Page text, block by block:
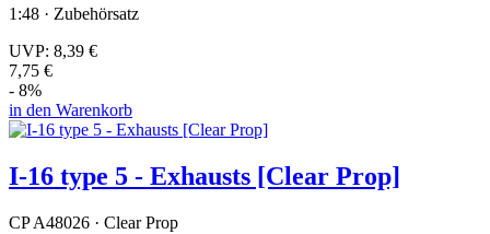
1:48 · Zubehörsatz
UVP: 8,39 €
7,75 €
- 8%
in den Warenkorb
I-16 type 5 - Exhausts [Clear Prop]
CP A48026 · Clear Prop